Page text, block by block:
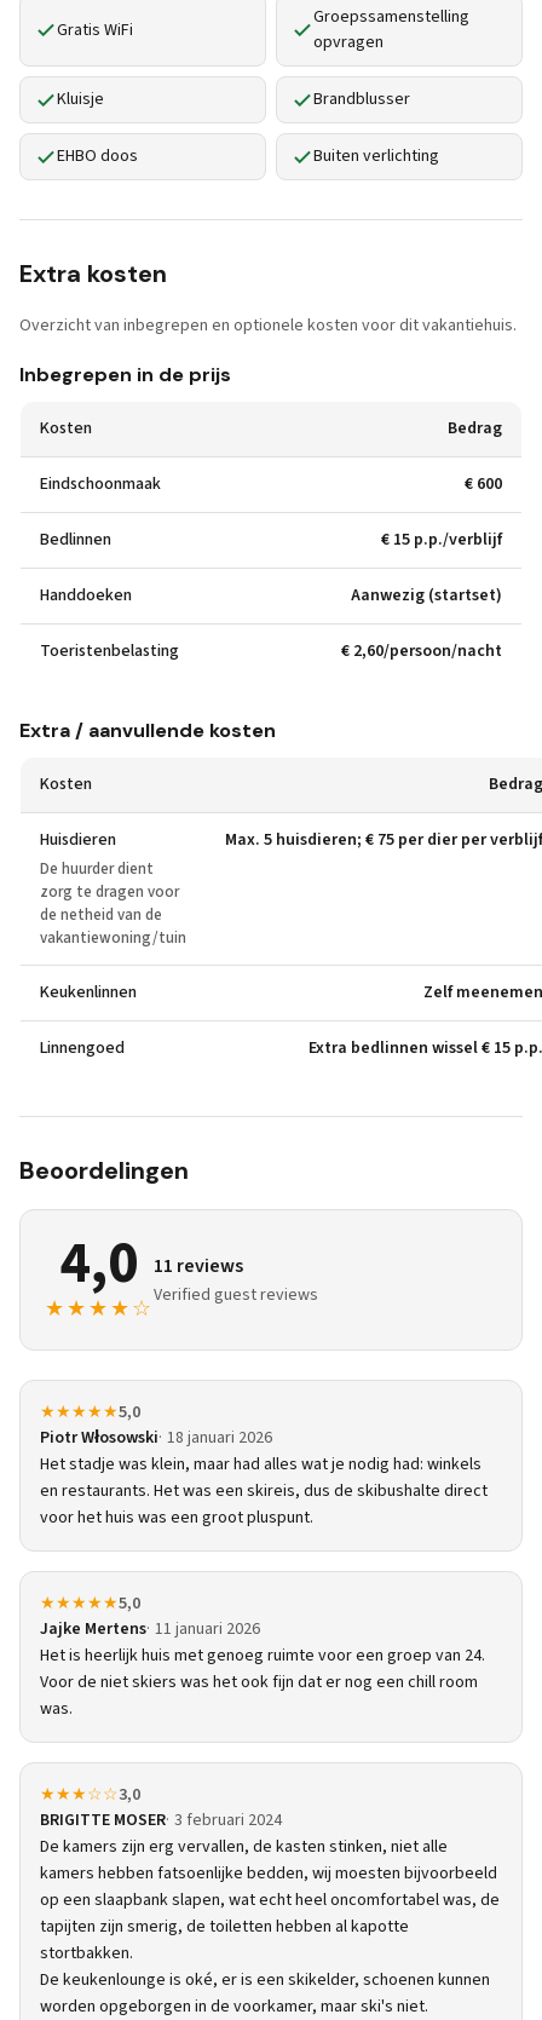
Gratis WiFi
Groepssamenstelling
opvragen
Kluisje Brandblusser
EHBO doos Buiten verlichting
Extra kosten
Overzicht van inbegrepen en optionele kosten voor dit vakantiehuis.
Inbegrepen in de prijs
Kosten Bedrag
Eindschoonmaak € 600
Bedlinnen € 15 p.p./verblijf
Handdoeken Aanwezig (startset)
Toeristenbelasting € 2,60/persoon/nacht
Extra / aanvullende kosten
Kosten Bedrag
Huisdieren
De huurder dient
zorg te dragen voor
de netheid van de
vakantiewoning/tuin
Max. 5 huisdieren; € 75 per dier per verblijf
Keukenlinnen Zelf meenemen
Linnengoed Extra bedlinnen wissel € 15 p.p.
Beoordelingen
4,0
★★★★☆
11 reviews
Verified guest reviews
★★★★★5,0
Piotr Włosowski 18 januari 2026
Het stadje was klein, maar had alles wat je nodig had: winkels
en restaurants. Het was een skireis, dus de skibushalte direct
voor het huis was een groot pluspunt.
★★★★★5,0
Jajke Mertens 11 januari 2026
Het is heerlijk huis met genoeg ruimte voor een groep van 24.
Voor de niet skiers was het ook fijn dat er nog een chill room
was.
★★★☆☆3,0
BRIGITTE MOSER 3 februari 2024
De kamers zijn erg vervallen, de kasten stinken, niet alle
kamers hebben fatsoenlijke bedden, wij moesten bijvoorbeeld
op een slaapbank slapen, wat echt heel oncomfortabel was, de
tapijten zijn smerig, de toiletten hebben al kapotte
stortbakken.
De keukenlounge is oké, er is een skikelder, schoenen kunnen
worden opgeborgen in de voorkamer, maar ski's niet.